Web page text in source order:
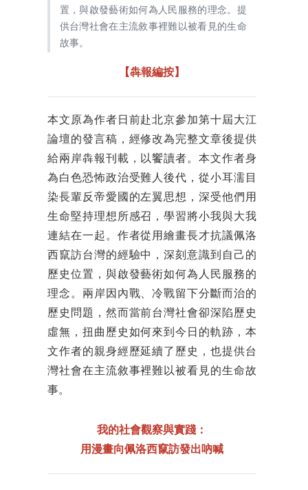
置，與啟發藝術如何為人民服務的理念。提
供台灣社會在主流敘事裡難以被看見的生命
故事。
【犇報編按】
本文原為作者日前赴北京參加第十屆大江
論壇的發言稿，經修改為完整文章後提供
給兩岸犇報刊載，以饗讀者。本文作者身
為白色恐怖政治受難人後代，從小耳濡目
染長輩反帝愛國的左翼思想，深受他們用
生命堅持理想所感召，學習將小我與大我
連結在一起。作者從用繪畫長才抗議佩洛
西竄訪台灣的經驗中，深刻意識到自己的
歷史位置，與啟發藝術如何為人民服務的
理念。兩岸因內戰、冷戰留下分斷而治的
歷史問題，然而當前台灣社會卻深陷歷史
虛無，扭曲歷史如何來到今日的軌跡，本
文作者的親身經歷延續了歷史，也提供台
灣社會在主流敘事裡難以被看見的生命故
事。
我的社會觀察與實踐：
用漫畫向佩洛西竄訪發出吶喊